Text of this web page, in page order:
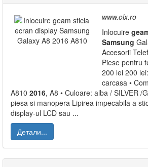
www.olx.ro
Inlocuire
Samsung
Accesorii
Piese pentru
200 lei 200
carcasa •
A810 2016, A8 • Culoare: alba / SILVER /
piesa si manopera Lipirea impecabila a
display-ul LCD sau ...
Детали...